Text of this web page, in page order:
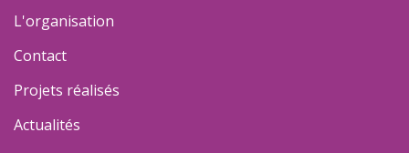
L'organisation
Contact
Projets réalisés
Actualités